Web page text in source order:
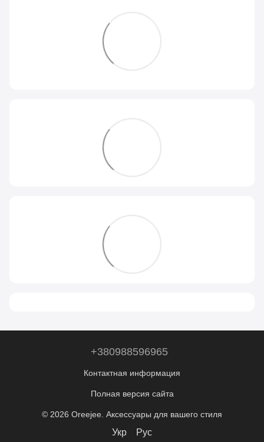
+380988596965
Контактная информация
Полная версия сайта
© 2026 Oreejee. Аксессуары для вашего стиля
Укр Рус